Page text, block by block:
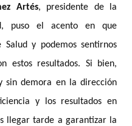
Artés, presidente de la
puso el acento en que
Salud y podemos sentirnos
estos resultados. Si bien,
sin demora en la dirección
y los resultados en
llegar tarde a garantizar la